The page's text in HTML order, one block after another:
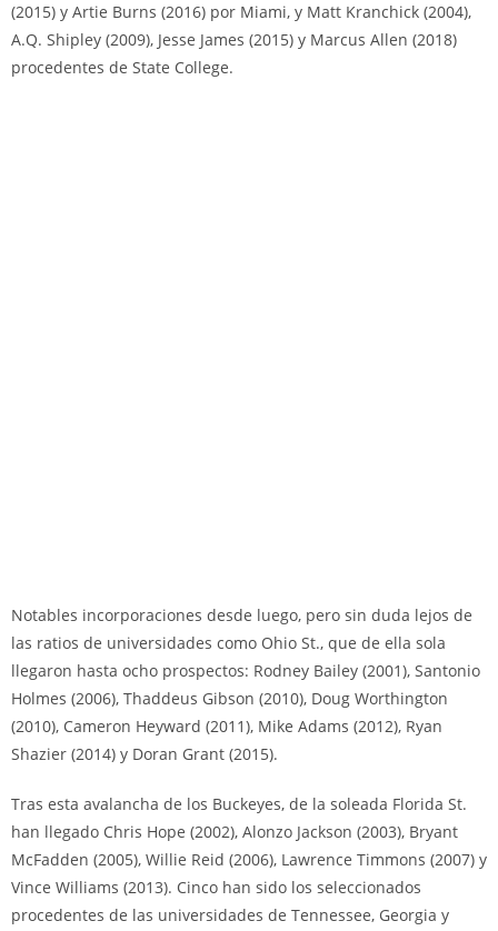
(2015) y Artie Burns (2016) por Miami, y Matt Kranchick (2004),
A.Q. Shipley (2009), Jesse James (2015) y Marcus Allen (2018)
procedentes de State College.
Notables incorporaciones desde luego, pero sin duda lejos de
las ratios de universidades como Ohio St., que de ella sola
llegaron hasta ocho prospectos: Rodney Bailey (2001), Santonio
Holmes (2006), Thaddeus Gibson (2010), Doug Worthington
(2010), Cameron Heyward (2011), Mike Adams (2012), Ryan
Shazier (2014) y Doran Grant (2015).
Tras esta avalancha de los Buckeyes, de la soleada Florida St.
han llegado Chris Hope (2002), Alonzo Jackson (2003), Bryant
McFadden (2005), Willie Reid (2006), Lawrence Timmons (2007) y
Vince Williams (2013). Cinco han sido los seleccionados
procedentes de las universidades de Tennessee, Georgia y